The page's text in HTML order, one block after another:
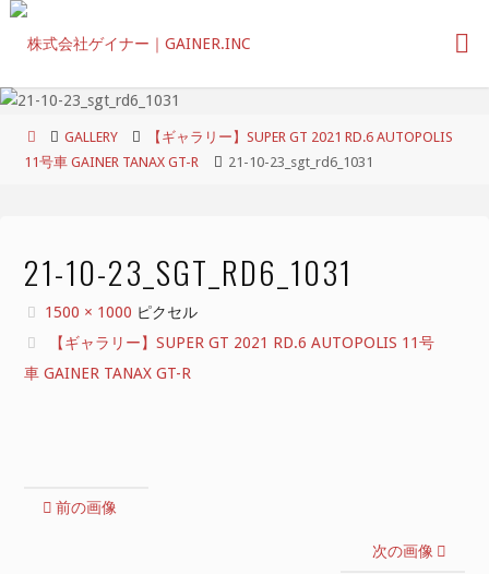
コ
ン
ホ
ー
GALLERY
【ギャラリー】SUPER GT 2021 RD.6 AUTOPOLIS
11号車 GAINER TANAX GT-R
21-10-23_sgt_rd6_1031
21-10-23_SGT_RD6_1031
フ
ル
サ
1500 × 1000 ピクセル
【ギャラリー】SUPER GT 2021 RD.6 AUTOPOLIS 11号
車 GAINER TANAX GT-R
前の画像
次の画像